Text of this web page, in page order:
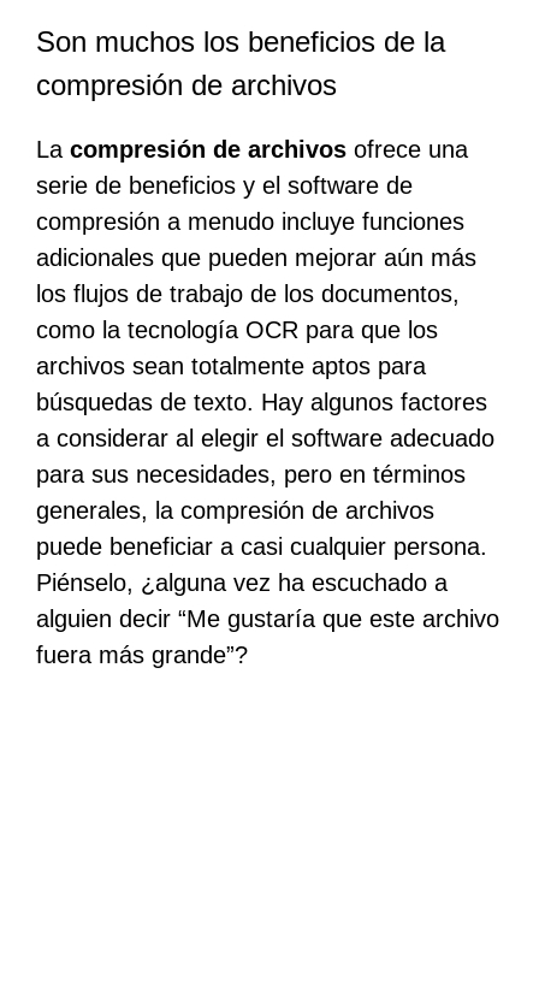
Son muchos los beneficios de la
compresión de archivos
La compresión de archivos ofrece una
serie de beneficios y el software de
compresión a menudo incluye funciones
adicionales que pueden mejorar aún más
los flujos de trabajo de los documentos,
como la tecnología OCR para que los
archivos sean totalmente aptos para
búsquedas de texto. Hay algunos factores
a considerar al elegir el software adecuado
para sus necesidades, pero en términos
generales, la compresión de archivos
puede beneficiar a casi cualquier persona.
Piénselo, ¿alguna vez ha escuchado a
alguien decir “Me gustaría que este archivo
fuera más grande”?